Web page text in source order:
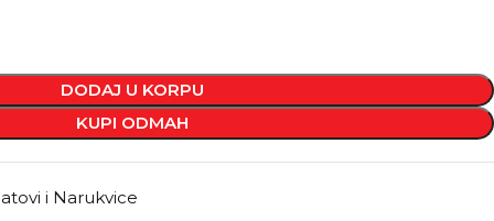
DODAJ U KORPU
KUPI ODMAH
i Narukvice